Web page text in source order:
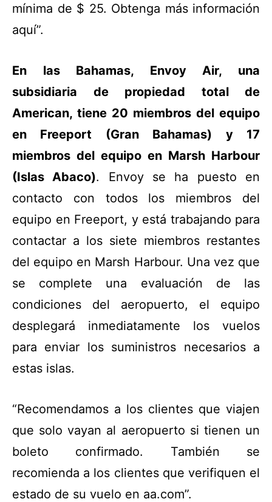
mínima de $ 25. Obtenga más información
aquí”.
En las Bahamas, Envoy Air, una
subsidiaria de propiedad total de
American, tiene 20 miembros del equipo
en Freeport (Gran Bahamas) y 17
miembros del equipo en Marsh Harbour
(Islas Abaco). Envoy se ha puesto en
contacto con todos los miembros del
equipo en Freeport, y está trabajando para
contactar a los siete miembros restantes
del equipo en Marsh Harbour. Una vez que
se complete una evaluación de las
condiciones del aeropuerto, el equipo
desplegará inmediatamente los vuelos
para enviar los suministros necesarios a
estas islas.
“Recomendamos a los clientes que viajen
que solo vayan al aeropuerto si tienen un
boleto confirmado. También se
recomienda a los clientes que verifiquen el
estado de su vuelo en aa.com”.